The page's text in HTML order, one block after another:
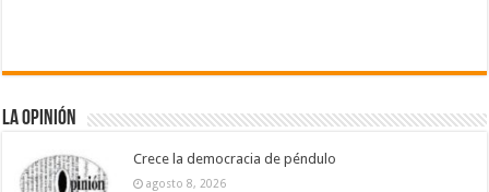
La Opinión
Crece la democracia de péndulo
agosto 8, 2026